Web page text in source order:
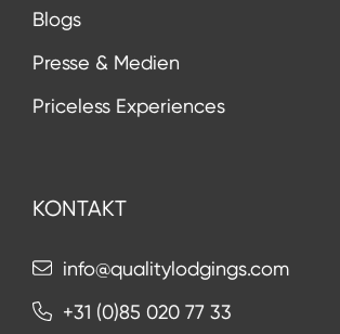
Blogs
Presse & Medien
Priceless Experiences
KONTAKT
info@qualitylodgings.com
+31 (0)85 020 77 33